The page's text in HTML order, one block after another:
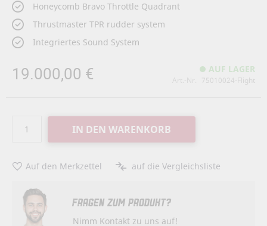
Honeycomb Bravo Throttle Quadrant
Thrustmaster TPR rudder system
Integriertes Sound System
19.000,00 € AUF LAGER
Art.-Nr. 75010024-Flight
IN DEN WARENKORB
Auf den Merkzettel auf die Vergleichsliste
FRAGEN ZUM PRODUKT?
Nimm Kontakt zu uns auf!